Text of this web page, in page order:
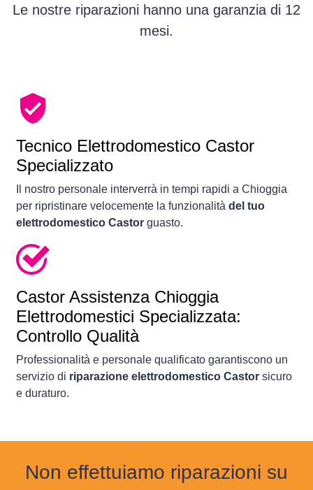
Le nostre riparazioni hanno una garanzia di 12
mesi.
Tecnico Elettrodomestico Castor
Specializzato
Il nostro personale interverrà in tempi rapidi a Chioggia
per ripristinare velocemente la funzionalità del tuo
elettrodomestico Castor guasto.
Castor Assistenza Chioggia
Elettrodomestici Specializzata:
Controllo Qualità
Professionalità e personale qualificato garantiscono un
servizio di riparazione elettrodomestico Castor sicuro
e duraturo.
Non effettuiamo riparazioni su